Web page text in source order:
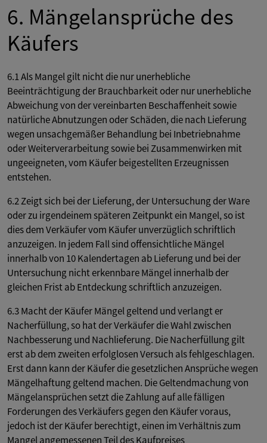
6. Mängelansprüche des
Käufers
6.1 Als Mangel gilt nicht die nur unerhebliche
Beeinträchtigung der Brauchbarkeit oder nur unerhebliche
Abweichung von der vereinbarten Beschaffenheit sowie
natürliche Abnutzungen oder Schäden, die nach Lieferung
wegen unsachgemäßer Behandlung bei Inbetriebnahme
oder Weiterverarbeitung sowie bei Zusammenwirken mit
ungeeigneten, vom Käufer beigestellten Erzeugnissen
entstehen.
6.2 Zeigt sich bei der Lieferung, der Untersuchung der Ware
oder zu irgendeinem späteren Zeitpunkt ein Mangel, so ist
dies dem Verkäufer vom Käufer unverzüglich schriftlich
anzuzeigen. In jedem Fall sind offensichtliche Mängel
innerhalb von 10 Kalendertagen ab Lieferung und bei der
Untersuchung nicht erkennbare Mängel innerhalb der
gleichen Frist ab Entdeckung schriftlich anzuzeigen.
6.3 Macht der Käufer Mängel geltend und verlangt er
Nacherfüllung, so hat der Verkäufer die Wahl zwischen
Nachbesserung und Nachlieferung. Die Nacherfüllung gilt
erst ab dem zweiten erfolglosen Versuch als fehlgeschlagen.
Erst dann kann der Käufer die gesetzlichen Ansprüche wegen
Mängelhaftung geltend machen. Die Geltendmachung von
Mängelansprüchen setzt die Zahlung auf alle fälligen
Forderungen des Verkäufers gegen den Käufer voraus,
jedoch ist der Käufer berechtigt, einen im Verhältnis zum
Mangel angemessenen Teil des Kaufpreises